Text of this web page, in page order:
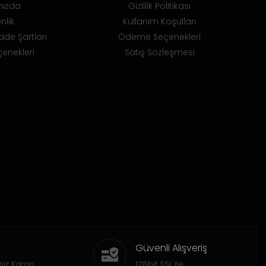
Şartları
Gizlilik Politikası
Kullanım Koşulları
Ödeme Seçenekleri
Satış Sözleşmesi
Kargo
Güvenli Alışveriş
128bit SSL ile